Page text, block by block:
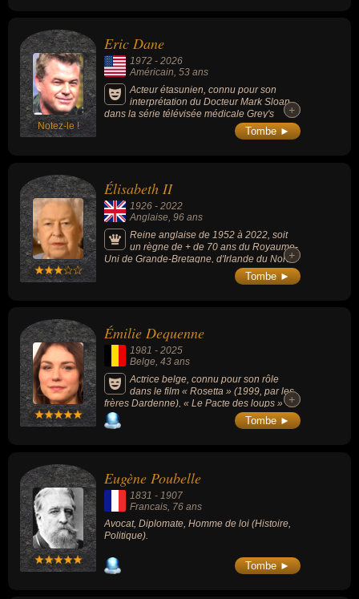
Notez-le !
Eric Dane
1972 - 2026
Américain, 53 ans
Acteur étasunien, connu pour son
interprétation du Docteur Mark Sloan
dans la série télévisée médicale Grey's
+
+
Tombe ►
Élisabeth II
1926 - 2022
Anglaise, 96 ans
Reine anglaise de 1952 à 2022, soit
un règne de + de 70 ans du Royaume-
Uni de Grande-Bretagne, d'Irlande du Nord+
+
Tombe ►
Émilie Dequenne
1981 - 2025
Belge, 43 ans
Actrice belge, connu pour son rôle
dans le film « Rosetta » (1999, par les
frères Dardenne), « Le Pacte des loups »
(2001), « Une femme de ménage » (2002,
avec Jean-Pierre Bacri), « La Fille du RER »
de la meilleure actrice dans un second rôle
en 2021 pour son rôle dans « Les Choses
qu'on dit, les Choses qu'on fait ».
+
+
Tombe ►
Eugène Poubelle
1831 - 1907
Francais, 76 ans
Avocat, Diplomate, Homme de loi (Histoire,
Politique).
Tombe ►